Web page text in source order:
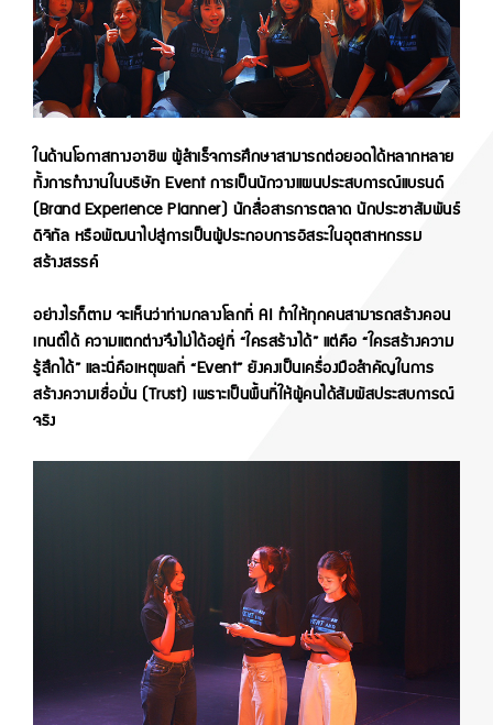
ในด้านโอกาสทางอาชีพ ผู้สำเร็จการศึกษาสามารถต่อยอดได้หลากหลาย
ทั้งการทำงานในบริษัท Event การเป็นนักวางแผนประสบการณ์แบรนด์
(Brand Experience Planner) นักสื่อสารการตลาด นักประชาสัมพันธ์
ดิจิทัล หรือพัฒนาไปสู่การเป็นผู้ประกอบการอิสระในอุตสาหกรรม
สร้างสรรค์
อย่างไรก็ตาม จะเห็นว่าท่ามกลางโลกที่ AI ทำให้ทุกคนสามารถสร้างคอน
เทนต์ได้ ความแตกต่างจึงไม่ได้อยู่ที่ “ใครสร้างได้” แต่คือ “ใครสร้างความ
รู้สึกได้” และนี่คือเหตุผลที่ “Event” ยังคงเป็นเครื่องมือสำคัญในการ
สร้างความเชื่อมั่น (Trust) เพราะเป็นพื้นที่ให้ผู้คนได้สัมผัสประสบการณ์
จริง